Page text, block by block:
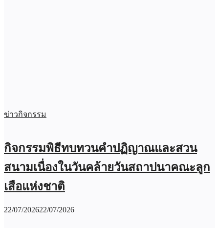
ข่าวกิจกรรม
กิจกรรมพิธีทบทวนคำปฏิญาณและสวน
สนามเนื่องในวันคล้ายวันสถาปนาคณะลูก
เสือแห่งชาติ
22/07/202622/07/2026